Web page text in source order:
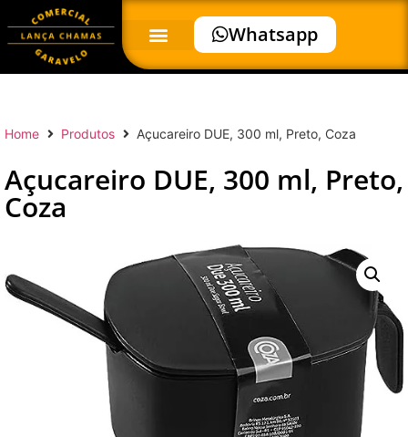
Whatsapp
Home Produtos Açucareiro DUE, 300 ml, Preto, Coza
Açucareiro DUE, 300 ml, Preto,
Coza